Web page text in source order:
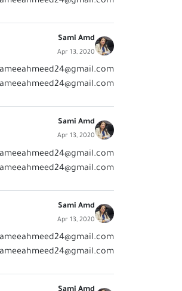
Sami Amd
Apr 13, 2020
Sami Amd
Apr 13, 2020
Sami Amd
Apr 13, 2020